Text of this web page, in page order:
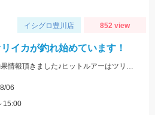
イシグロ豊川店 852 view
イカが釣れ始めています！
お客様「T様」よりアオリイカ釣果情報頂きました♪ヒットルアーはツリノTHEエギの２．５サイズ。5杯ほど泳いでいるイカも目撃、バラシもあったそうです。今後は三河湾内にもどんどん入ってきそうですね！
06
15:00